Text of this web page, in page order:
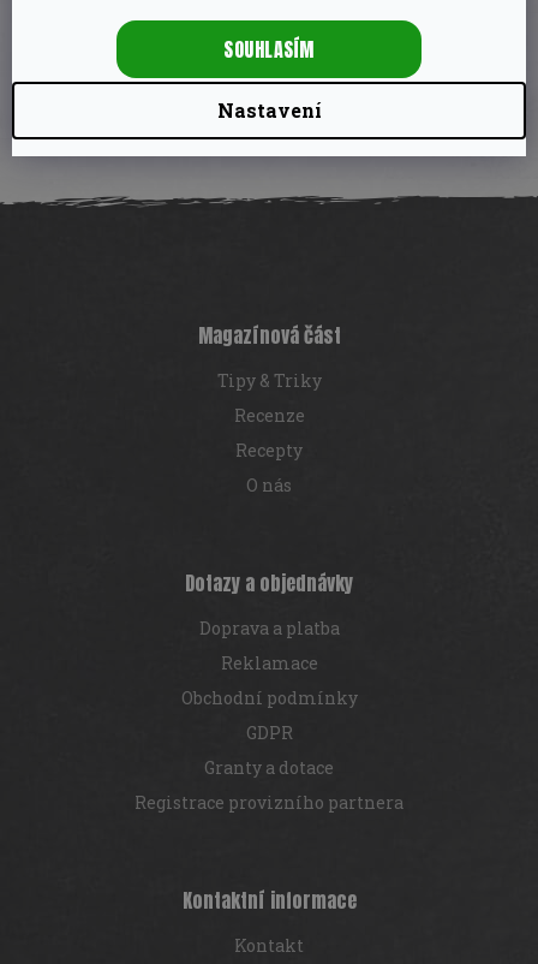
Nastavení
SOUHLASÍM
Pro grilovací
plochu: 1500 cm2:
á
Magazínová část
Tipy & Triky
Recenze
Recepty
O nás
Dotazy a objednávky
Doprava a platba
Reklamace
Obchodní podmínky
GDPR
Granty a dotace
Registrace provizního partnera
Kontaktní informace
Kontakt